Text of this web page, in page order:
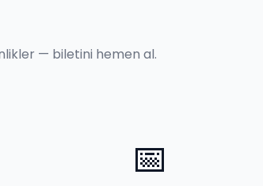
— biletini hemen al.
📅